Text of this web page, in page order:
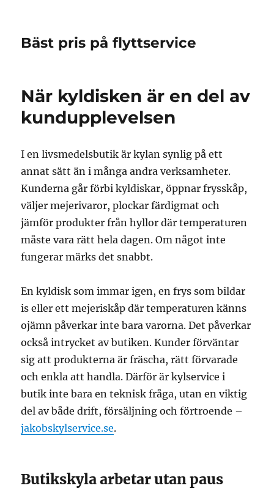
Bäst pris på flyttservice
När kyldisken är en del av
kundupplevelsen
I en livsmedelsbutik är kylan synlig på ett
annat sätt än i många andra verksamheter.
Kunderna går förbi kyldiskar, öppnar frysskåp,
väljer mejerivaror, plockar färdigmat och
jämför produkter från hyllor där temperaturen
måste vara rätt hela dagen. Om något inte
fungerar märks det snabbt.
En kyldisk som immar igen, en frys som bildar
is eller ett mejeriskåp där temperaturen känns
ojämn påverkar inte bara varorna. Det påverkar
också intrycket av butiken. Kunder förväntar
sig att produkterna är fräscha, rätt förvarade
och enkla att handla. Därför är kylservice i
butik inte bara en teknisk fråga, utan en viktig
del av både drift, försäljning och förtroende –
jakobskylservice.se.
Butikskyla arbetar utan paus